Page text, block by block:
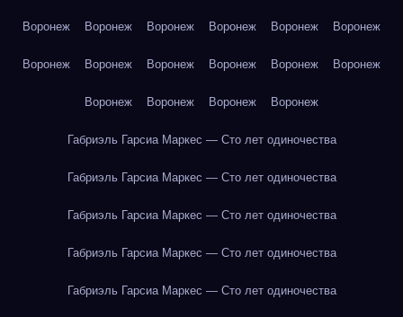
Воронеж Воронеж Воронеж Воронеж Воронеж Воронеж
Воронеж Воронеж Воронеж Воронеж Воронеж Воронеж
Воронеж Воронеж Воронеж Воронеж
Габриэль Гарсиа Маркес — Сто лет одиночества
Габриэль Гарсиа Маркес — Сто лет одиночества
Габриэль Гарсиа Маркес — Сто лет одиночества
Габриэль Гарсиа Маркес — Сто лет одиночества
Габриэль Гарсиа Маркес — Сто лет одиночества